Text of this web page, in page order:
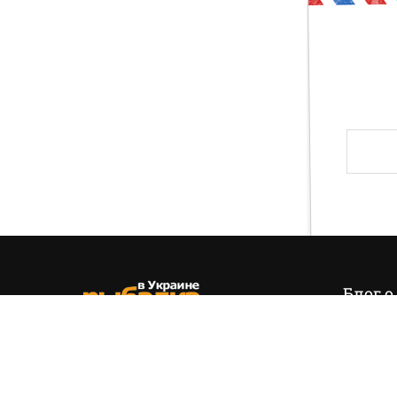
Блог
Друг, тогда предлагаю тебе проверить свои
и хвала! Слава твоя навсегда останется на